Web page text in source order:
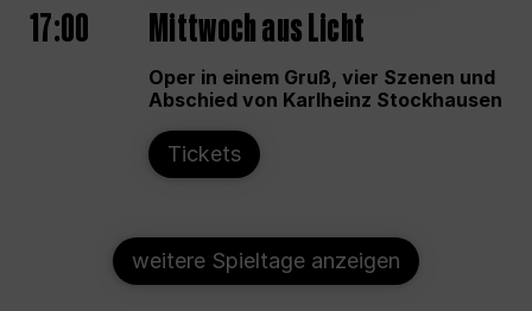
17:00 Mittwoch aus Licht
Oper in einem Gruß, vier Szenen und
Abschied von Karlheinz Stockhausen
Tickets
weitere Spieltage anzeigen